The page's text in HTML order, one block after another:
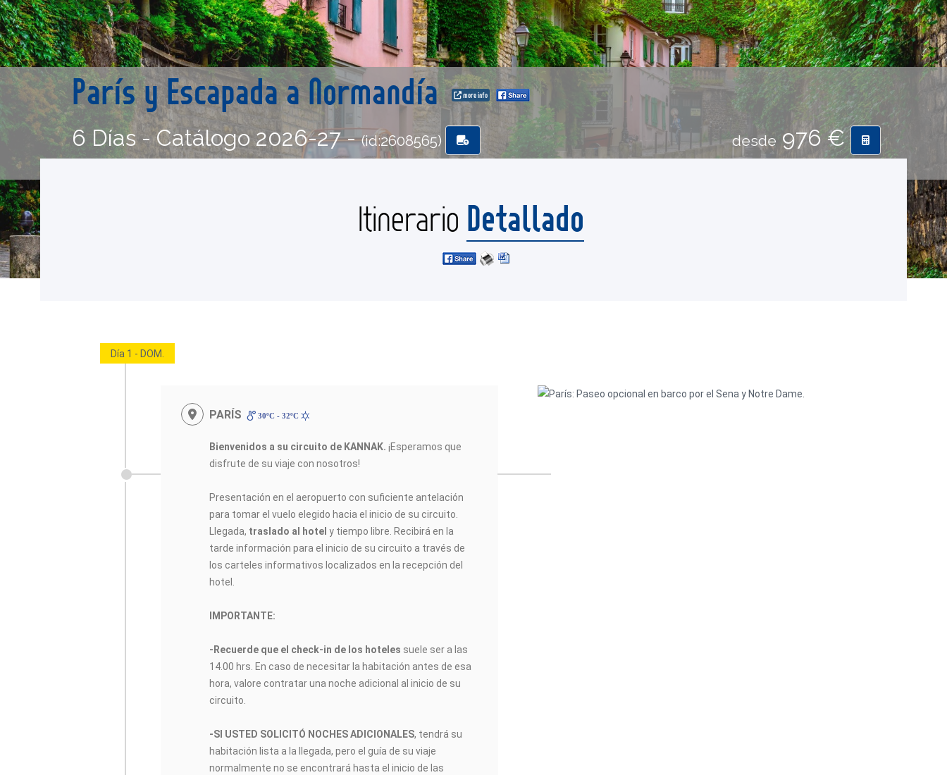
París y Escapada a Normandía more info
6 Días - Catálogo 2026-27 -(id:2608565) desde 976 €
Itinerario Detallado
Día 1 - DOM.
PARÍS 30ºC - 32ºC
Bienvenidos a su circuito de KANNAK.¡Esperamos que
disfrute de su viaje con nosotros!
Presentación en el aeropuerto con suficiente antelación
para tomar el vuelo elegido hacia el inicio de su circuito.
Llegada, traslado al hotely tiempo libre. Recibirá en la
tarde información para el inicio de su circuito a través de
los carteles informativos localizados en la recepción del
hotel.
IMPORTANTE:
-Recuerde que el check-in de los hoteles suele ser a las
14.00 hrs. En caso de necesitar la habitación antes de esa
hora, valore contratar una noche adicional al inicio de su
circuito.
-SI USTED SOLICITÓ NOCHES ADICIONALES, tendrá su
habitación lista a la llegada, pero el guía de su viaje
normalmente no se encontrará hasta el inicio de las